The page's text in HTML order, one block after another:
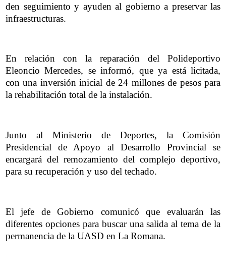
den seguimiento y ayuden al gobierno a preservar las
infraestructuras.
En relación con la reparación del Polideportivo
Eleoncio Mercedes, se informó, que ya está licitada,
con una inversión inicial de 24 millones de pesos para
la rehabilitación total de la instalación.
Junto al Ministerio de Deportes, la Comisión
Presidencial de Apoyo al Desarrollo Provincial se
encargará del remozamiento del complejo deportivo,
para su recuperación y uso del techado.
El jefe de Gobierno comunicó que evaluarán las
diferentes opciones para buscar una salida al tema de la
permanencia de la UASD en La Romana.